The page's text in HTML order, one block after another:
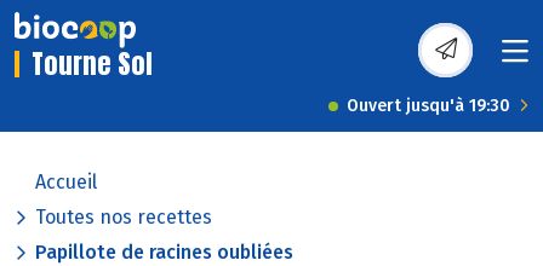
Tourne Sol
Ouvert jusqu'à 19:30
Accueil
Toutes nos recettes
Papillote de racines oubliées